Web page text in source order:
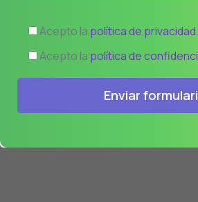
Acepto la política de privacidad.
Acepto la política de